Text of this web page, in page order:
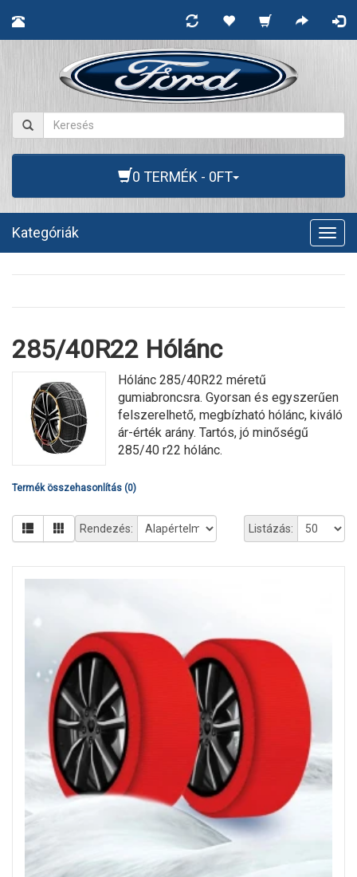
0 TERMÉK - 0FT
Kategóriák
285/40R22 Hólánc
Hólánc 285/40R22 méretű
gumiabroncsra. Gyorsan és egyszerűen
felszerelhető, megbízható hólánc, kiváló
ár-érték arány. Tartós, jó minőségű
285/40 r22 hólánc.
Termék összehasonlítás (0)
Listázás:
Rendezés: